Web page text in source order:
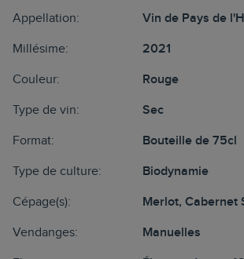
Appellation: Vin de Pays de
Millésime: 2021
Couleur: Rouge
Type de vin: Sec
Format: Bouteille de 75cl
Type de culture: Biodynamie
Cépage(s): Merlot, Cabernet
Vendanges: Manuelles